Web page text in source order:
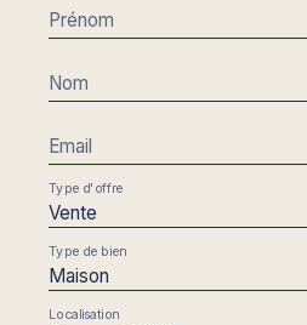
Prénom
Nom
Email
Vente
Type d'offre
Maison
Type de bien
Localisation